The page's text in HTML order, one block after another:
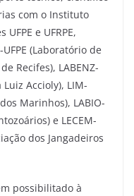
com o Instituto
e UFRPE,
(Laboratório de
Recifes), LABENZ-
Accioly), LIM-
Marinhos), LABIO-
e LECEM-
dos Jangadeiros
possibilitado à